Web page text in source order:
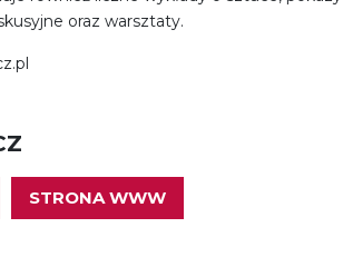
oraz warsztaty.
STRONA WWW